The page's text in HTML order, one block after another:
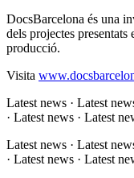
DocsBarcelona és una
dels projectes
producció.
Visita
Latest news · Latest
· Latest news · Latest
Latest news · Latest
· Latest news · Latest